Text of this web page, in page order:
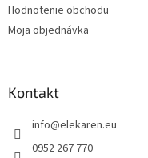
Hodnotenie obchodu
Moja objednávka
Kontakt
info@elekaren.eu
0952 267 770